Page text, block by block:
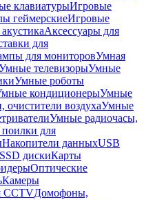
клавиатурыИгровые
геймерскиеИгровые
Аксессуары для
для
для мониторовУмная
телевизорыУмные
Умные роботы
кондиционерыУмные
воздухаУмные
Умные радиочасы,
для
Накопители данныхUSB
дискиКарты
Оптические
Камеры
CCTVДомофоны,